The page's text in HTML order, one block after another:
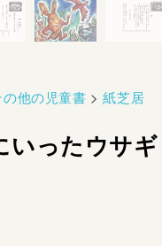
の他の児童書 >紙芝居
いったウサギ